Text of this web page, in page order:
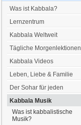
Was ist Kabbala?
Lernzentrum
Kabbala Weltweit
Tägliche Morgenlektionen
Kabbala Videos
Leben, Liebe & Familie
Der Sohar für jeden
Kabbala Musik
Was ist kabbalistische
Musik?